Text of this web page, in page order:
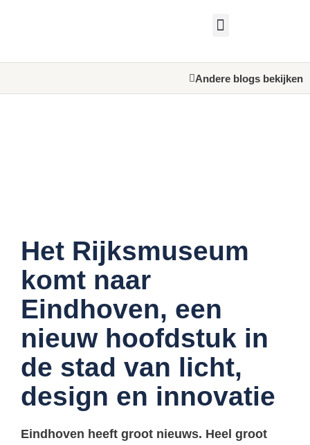
Andere blogs bekijken
Het Rijksmuseum
komt naar
Eindhoven, een
nieuw hoofdstuk in
de stad van licht,
design en innovatie
Eindhoven heeft groot nieuws. Heel groot